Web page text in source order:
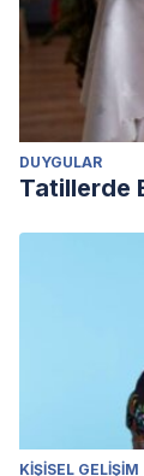
DUYGULAR
Tatillerde
KIŞISEL GELIŞIM